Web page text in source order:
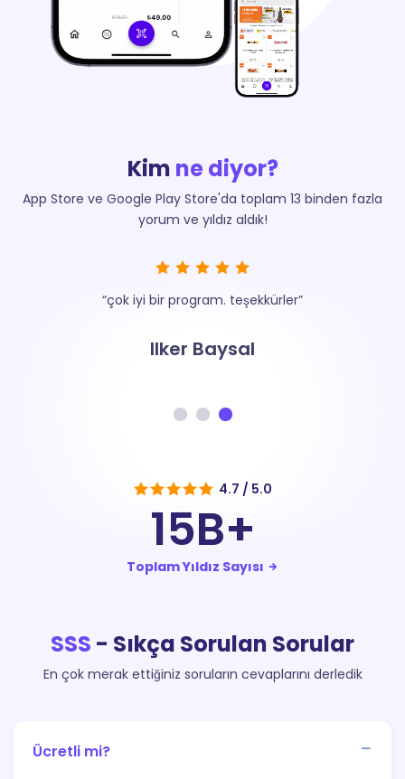
Kim ne diyor?
App Store ve Google Play Store'da toplam 13 binden fazla
yorum ve yıldız aldık!
“çok iyi bir program. teşekkürler”
Ilker Baysal
4.7 / 5.0
15B+
Toplam Yıldız Sayısı
SSS - Sıkça Sorulan Sorular
En çok merak ettiğiniz soruların cevaplarını derledik
Ücretli mi?